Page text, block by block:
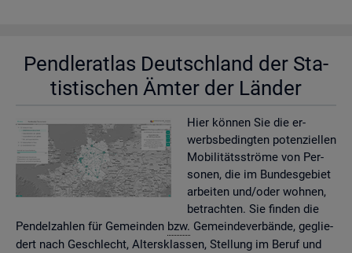
Pend­ler­at­las Deutsch­land der Sta­
tis­ti­schen Ämter der Län­der
Hier kön­nen Sie die er­
werbs­be­ding­ten po­ten­zi­el­len
Mo­bi­li­täts­strö­me von Per­
so­nen, die im Bun­des­ge­biet
ar­bei­ten und/oder woh­nen,
be­trach­ten. Sie fin­den die
Pen­del­zah­len für Ge­mein­den bzw. Ge­mein­de­ver­bän­de, ge­glie­
dert nach Ge­schlecht, Al­ters­klas­sen, Stel­lung im Beruf und